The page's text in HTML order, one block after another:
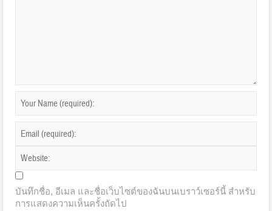
บันทึกชื่อ, อีเมล และชื่อเว็บไซต์ของฉันบนเบราว์เซอร์นี้ สำหรับ
การแสดงความเห็นครั้งถัดไป